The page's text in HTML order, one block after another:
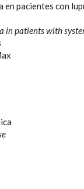
pacientes con
in patients with